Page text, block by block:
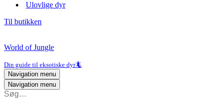
Ulovlige dyr
Til butikken
World of Jungle
Din guide til eksotiske dyr🦎
Navigation menu
Navigation menu